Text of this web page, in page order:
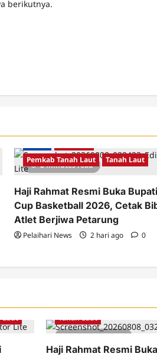
berikutnya.
2 minutes read
Pemkab Tanah Laut
Tanah Laut
Haji Rahmat Resmi Buka Bupati
Cup Basketball 2026, Cetak
Atlet Berjiwa Petarung
Pelaihari News 2 hari ago 0
Laut
2 minutes read
Tanah Laut
Haji Rahmat Resmi